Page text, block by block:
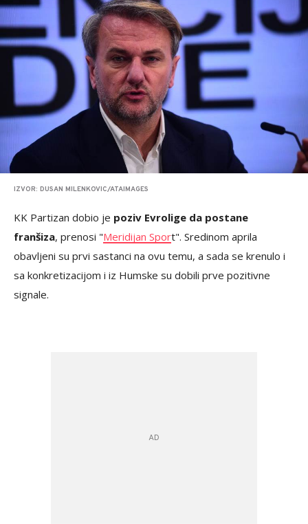
IZVOR: DUSAN MILENKOVIC/ATAIMAGES
KK Partizan dobio je poziv Evrolige da postane
franšiza, prenosi "Meridijan Sport". Sredinom aprila
obavljeni su prvi sastanci na ovu temu, a sada se krenulo i
sa konkretizacijom i iz Humske su dobili prve pozitivne
signale.